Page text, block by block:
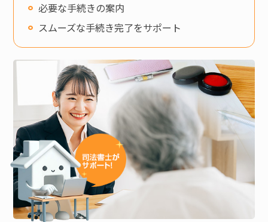
必要な手続きの案内
スムーズな手続き完了をサポート